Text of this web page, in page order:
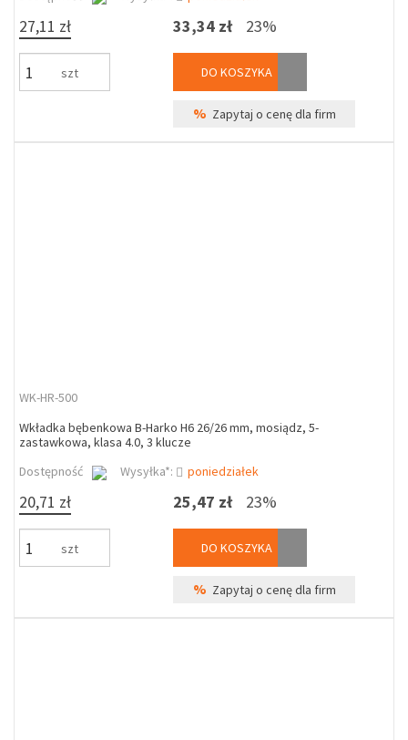
27,11 zł
szt
33,34 zł 23%
DO KOSZYKA
% Zapytaj o cenę dla firm
WK-HR-500
Wkładka bębenkowa B-Harko H6 26/26 mm, mosiądz, 5-
zastawkowa, klasa 4.0, 3 klucze
Dostępność
Wysyłka*: poniedziałek
20,71 zł
szt
25,47 zł 23%
DO KOSZYKA
% Zapytaj o cenę dla firm